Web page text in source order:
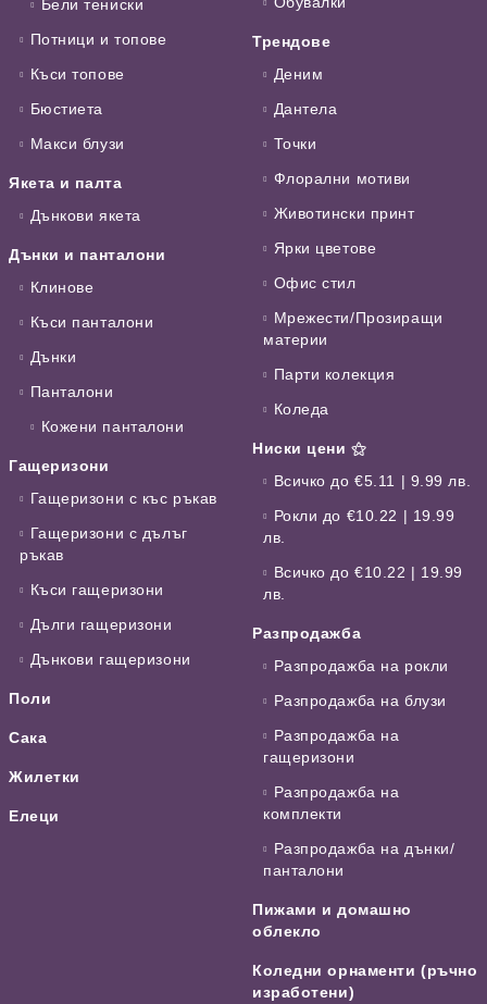
Бели тениски
Потници и топове
Къси топове
Бюстиета
Макси блузи
Якета и палта
Дънкови якета
Дънки и панталони
Клинове
Къси панталони
Дънки
Панталони
Кожени панталони
Гащеризони
Гащеризони с къс ръкав
Гащеризони с дълъг
ръкав
Къси гащеризони
Дълги гащеризони
Дънкови гащеризони
Поли
Сака
Жилетки
Елеци
Трендове
Деним
Дантела
Точки
Флорални мотиви
Животински принт
Ярки цветове
Офис стил
Мрежести/Прозиращи
материи
Парти колекция
Коледа
Ниски цени ⚝
Всичко до €5.11 | 9.99 лв.
Рокли до €10.22 | 19.99
лв.
Всичко до €10.22 | 19.99
лв.
Разпродажба
Разпродажба на рокли
Разпродажба на блузи
Разпродажба на
гащеризони
Разпродажба на
комплекти
Разпродажба на дънки/
панталони
Пижами и домашно
облекло
Коледни орнаменти (ръчно
изработени)